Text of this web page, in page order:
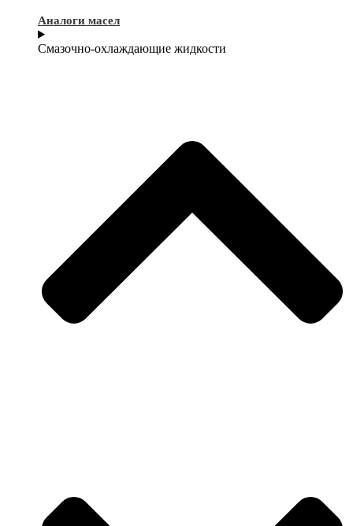
Аналоги масел
Смазочно-охлаждающие жидкости